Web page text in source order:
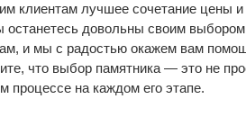
клиентам лучшее сочетание цены
останетесь довольны своим
и мы с радостью окажем вам
что выбор памятника — это не
процессе на каждом его этапе.